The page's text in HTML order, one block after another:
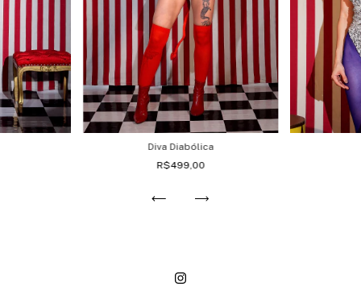
Diva Diabólica
R$499,00